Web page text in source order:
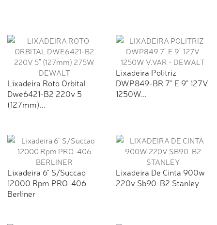
Lixadeira Roto Orbital
Dwe6421-B2 220v 5
(127mm)...
Lixadeira Politriz
DWP849-BR 7" E 9" 127V
1250W...
Lixadeira 6" S/Succao
12000 Rpm PRO-406
Berliner
Lixadeira De Cinta 900w
220v Sb90-B2 Stanley